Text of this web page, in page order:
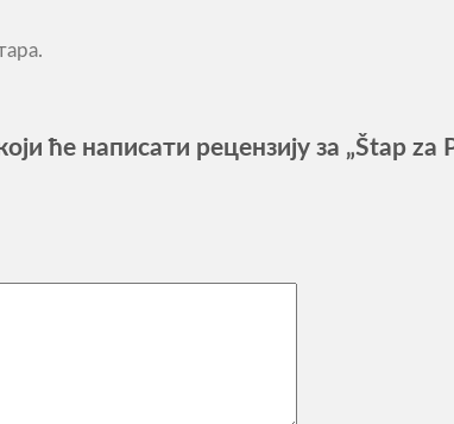
ће написати рецензију за „Štap